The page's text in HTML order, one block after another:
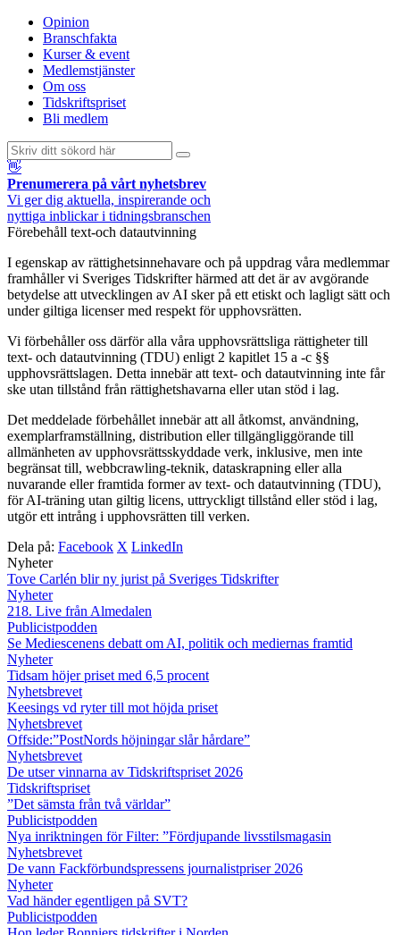
Opinion
Branschfakta
Kurser & event
Medlemstjänster
Om oss
Tidskriftspriset
Bli medlem
👋
Prenumerera på vårt nyhetsbrev
Vi ger dig aktuella, inspirerande och
nyttiga inblickar i tidningsbranschen
Förebehåll text-och datautvinning
I egenskap av rättighetsinnehavare och på uppdrag våra medlemmar
framhåller vi Sveriges Tidskrifter härmed att det är av avgörande
betydelse att utvecklingen av AI sker på ett etiskt och lagligt sätt och
under giltiga licenser med respekt för upphovsrätten.
Vi förbehåller oss därför alla våra upphovsrättsliga rättigheter till
text- och datautvinning (TDU) enligt 2 kapitlet 15 a -c §§
upphovsrättslagen. Detta innebär att text- och datautvinning inte får
ske utan tillstånd från rättighetshavarna eller utan stöd i lag.
Det meddelade förbehållet innebär att all åtkomst, användning,
exemplarframställning, distribution eller tillgängliggörande till
allmänheten av upphovsrättsskyddade verk, inklusive, men inte
begränsat till, webbcrawling-teknik, dataskrapning eller alla
nuvarande eller framtida former av text- och datautvinning (TDU),
för AI-träning utan giltig licens, uttryckligt tillstånd eller stöd i lag,
utgör ett intrång i upphovsrätten till verken.
Dela på: Facebook X LinkedIn
Nyheter
Tove Carlén blir ny jurist på Sveriges Tidskrifter
Nyheter
218. Live från Almedalen
Publicistpodden
Se Mediescenens debatt om AI, politik och mediernas framtid
Nyheter
Tidsam höjer priset med 6,5 procent
Nyhetsbrevet
Keesings vd ryter till mot höjda priset
Nyhetsbrevet
Offside:”PostNords höjningar slår hårdare”
Nyhetsbrevet
De utser vinnarna av Tidskriftspriset 2026
Tidskriftspriset
”Det sämsta från två världar”
Publicistpodden
Nya inriktningen för Filter: ”Fördjupande livsstilsmagasin
Nyhetsbrevet
De vann Fackförbundspressens journalistpriser 2026
Nyheter
Vad händer egentligen på SVT?
Publicistpodden